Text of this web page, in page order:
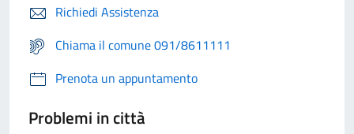
Richiedi Assistenza
Chiama il comune 091/8611111
Prenota un appuntamento
Problemi in città